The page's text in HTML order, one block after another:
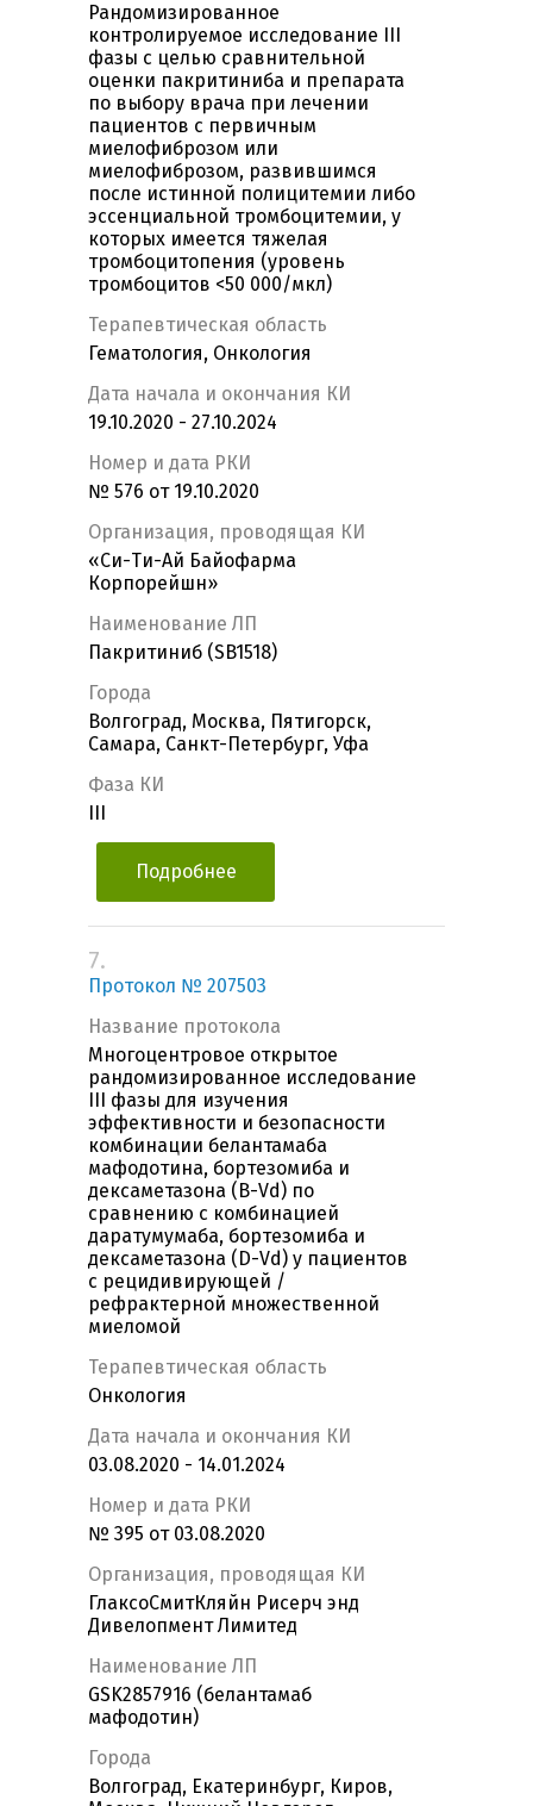
Рандомизированное
контролируемое исследование III
фазы с целью сравнительной
оценки пакритиниба и препарата
по выбору врача при лечении
пациентов с первичным
миелофиброзом или
миелофиброзом, развившимся
после истинной полицитемии либо
эссенциальной тромбоцитемии, у
которых имеется тяжелая
тромбоцитопения (уровень
тромбоцитов <50 000/мкл)
Терапевтическая область
Гематология, Онкология
Дата начала и окончания КИ
19.10.2020 - 27.10.2024
Номер и дата РКИ
№ 576 от 19.10.2020
Организация, проводящая КИ
«Си-Ти-Ай Байофарма
Корпорейшн»
Наименование ЛП
Пакритиниб (SB1518)
Города
Волгоград, Москва, Пятигорск,
Самара, Санкт-Петербург, Уфа
Фаза КИ
Подробнее
7.
Протокол № 207503
Название протокола
Многоцентровое открытое
рандомизированное исследование
III фазы для изучения
эффективности и безопасности
комбинации белантамаба
мафодотина, бортезомиба и
дексаметазона (B-Vd) по
сравнению с комбинацией
даратумумаба, бортезомиба и
дексаметазона (D-Vd) у пациентов
с рецидивирующей /
рефрактерной множественной
миеломой
Терапевтическая область
Онкология
Дата начала и окончания КИ
03.08.2020 - 14.01.2024
Номер и дата РКИ
№ 395 от 03.08.2020
Организация, проводящая КИ
ГлаксоСмитКляйн Рисерч энд
Дивелопмент Лимитед
Наименование ЛП
GSK2857916 (белантамаб
мафодотин)
Города
Волгоград, Екатеринбург, Киров,